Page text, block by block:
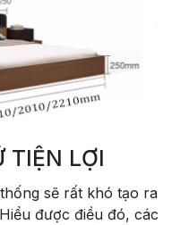
TIỆN LỢI
sẽ rất khó tạo ra
được điều đó, các